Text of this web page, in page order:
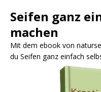
Seifen ganz
machen
Mit dem ebook von
du Seifen ganz einfach